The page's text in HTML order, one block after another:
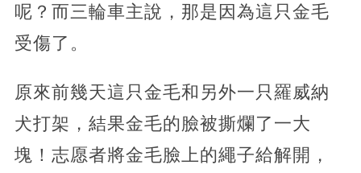
呢？而三輪車主說，那是因為這只金毛
受傷了。
原來前幾天這只金毛和另外一只羅威納
犬打架，結果金毛的臉被撕爛了一大
塊！志愿者將金毛臉上的繩子給解開，